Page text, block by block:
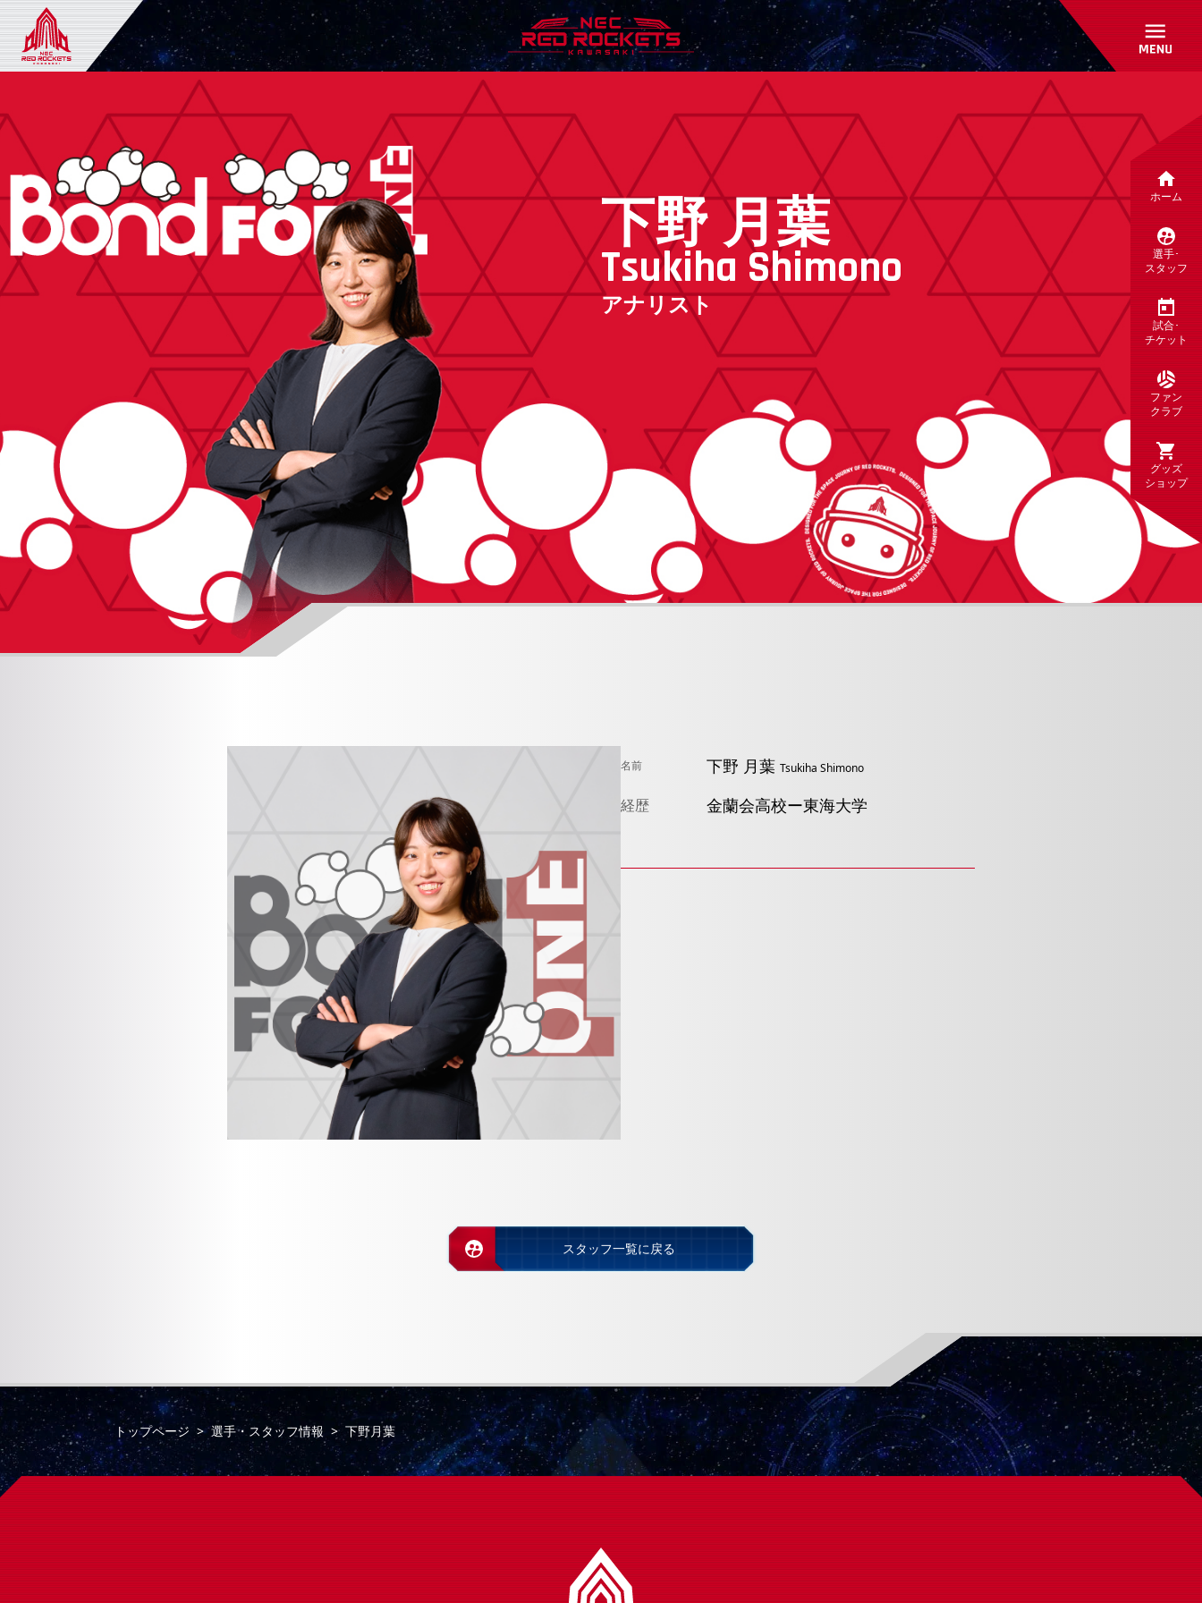
下野月葉
Tsukiha Shimono
アナリスト
名前 下野 月葉 Tsukiha Shimono
経歴 金蘭会高校ー東海大学
スタッフ一覧に戻る
トップページ 選手・スタッフ情報 下野月葉
ホーム
選手･
スタッフ
試合･
チケット
ファン
クラブ
グッズ
ショップ